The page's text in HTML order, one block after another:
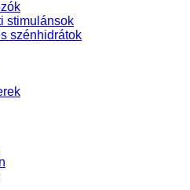
stimulánsok
szénhidrátok